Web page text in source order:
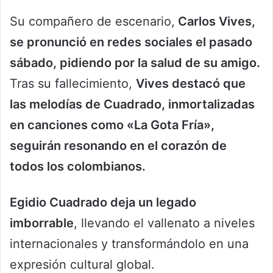
Su compañero de escenario, Carlos Vives,
se pronunció en redes sociales el pasado
sábado, pidiendo por la salud de su amigo.
Tras su fallecimiento, Vives destacó que
las melodías de Cuadrado, inmortalizadas
en canciones como «La Gota Fría»,
seguirán resonando en el corazón de
todos los colombianos.
Egidio Cuadrado deja un legado
imborrable, llevando el vallenato a niveles
internacionales y transformándolo en una
expresión cultural global.